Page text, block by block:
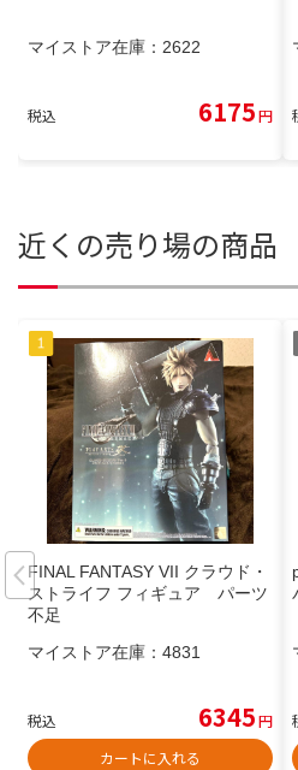
マイストア在庫： 2622
税込 6175円
近くの売り場の商品
FINAL FANTASY VII クラウド・
ストライフ フィギュア パーツ
不足
マイストア在庫： 4831
税込 6345円
カートに入れる